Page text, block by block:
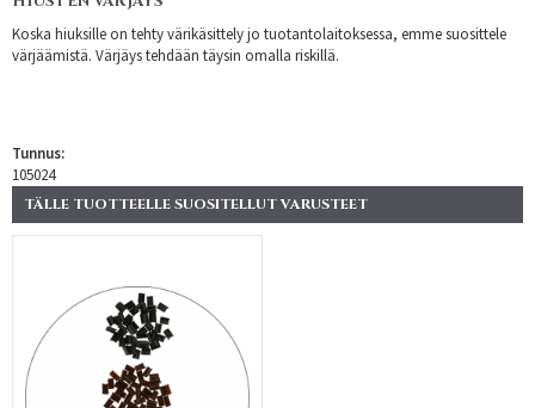
Koska hiuksille on tehty värikäsittely jo tuotantolaitoksessa, emme suosittele
värjäämistä. Värjäys tehdään täysin omalla riskillä.
Tunnus:
105024
TÄLLE TUOTTEELLE SUOSITELLUT VARUSTEET